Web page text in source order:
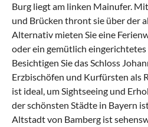
Burg liegt am linken Mainufer.
und Brücken thront sie über der
Alternativ mieten Sie eine
oder ein gemütlich
Besichtigen Sie das Schloss
Erzbischöfen und Kurfürsten als
ist ideal, um Sightseeing und
der schönsten Städte in Bayern
Altstadt von Bamberg ist